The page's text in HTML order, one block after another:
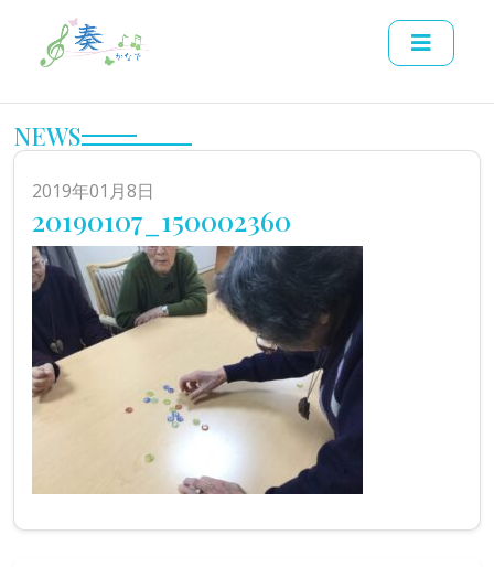
NEWS
2019年01月8日
20190107_150002360